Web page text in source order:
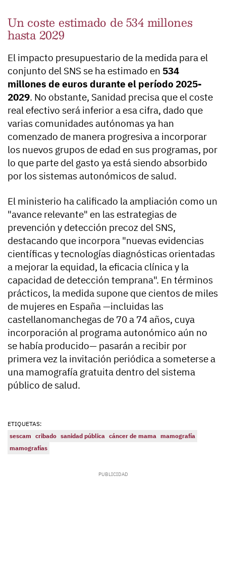
Un coste estimado de 534 millones
hasta 2029
El impacto presupuestario de la medida para el
conjunto del SNS se ha estimado en 534
millones de euros durante el período 2025-
2029. No obstante, Sanidad precisa que el coste
real efectivo será inferior a esa cifra, dado que
varias comunidades autónomas ya han
comenzado de manera progresiva a incorporar
los nuevos grupos de edad en sus programas, por
lo que parte del gasto ya está siendo absorbido
por los sistemas autonómicos de salud.
El ministerio ha calificado la ampliación como un
"avance relevante" en las estrategias de
prevención y detección precoz del SNS,
destacando que incorpora "nuevas evidencias
científicas y tecnologías diagnósticas orientadas
a mejorar la equidad, la eficacia clínica y la
capacidad de detección temprana". En términos
prácticos, la medida supone que cientos de miles
de mujeres en España —incluidas las
castellanomanchegas de 70 a 74 años, cuya
incorporación al programa autonómico aún no
se había producido— pasarán a recibir por
primera vez la invitación periódica a someterse a
una mamografía gratuita dentro del sistema
público de salud.
ETIQUETAS:
sescam cribado sanidad pública cáncer de mama mamografía
mamografías